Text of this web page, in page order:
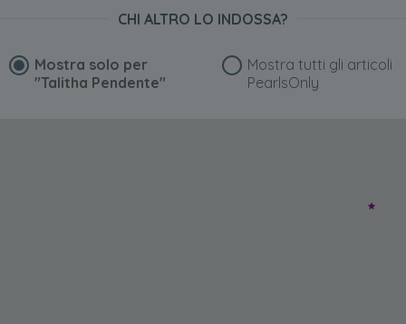
CHI ALTRO LO INDOSSA?
Mostra solo per
"Talitha Pendente"
Mostra tutti gli articoli
PearlsOnly